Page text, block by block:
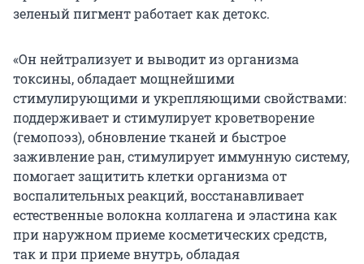
зеленый пигмент работает как детокс.
«Он нейтрализует и выводит из организма
токсины, обладает мощнейшими
стимулирующими и укрепляющими свойствами:
поддерживает и стимулирует кроветворение
(гемопоэз), обновление тканей и быстрое
заживление ран, стимулирует иммунную систему,
помогает защитить клетки организма от
воспалительных реакций, восстанавливает
естественные волокна коллагена и эластина как
при наружном приеме косметических средств,
так и при приеме внутрь, обладая